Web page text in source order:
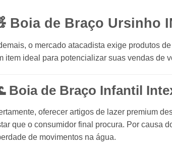
Boia de Braço Ursinho
o mercado atacadista exige produtos
item ideal para potencializar suas vendas de
Boia de Braço Infantil
oferecer artigos de lazer premium
que o consumidor final procura. Por causa
de movimentos na água.